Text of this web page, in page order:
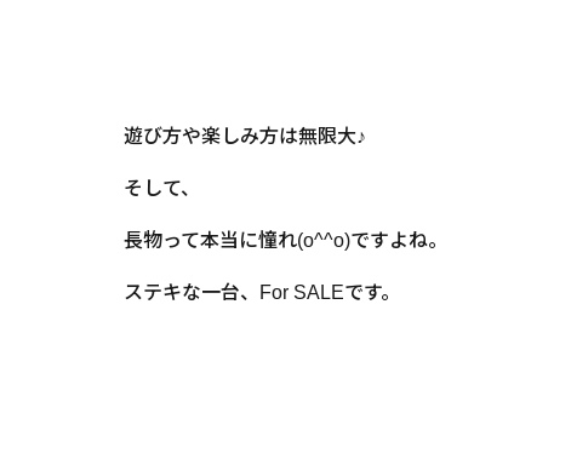
遊び方や楽しみ方は無限大♪
そして、
長物って本当に憧れ(o^^o)ですよね。
ステキな一台、For SALEです。